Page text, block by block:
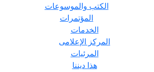
الكتب والموسوعات
المؤتمرات
الخدمات
المركز الإعلامى
المرئيات
هذا ديننا